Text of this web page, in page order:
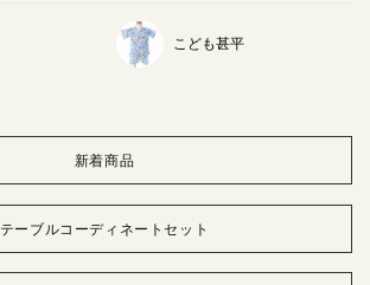
こども甚平
新着商品
テーブルコーディネートセット